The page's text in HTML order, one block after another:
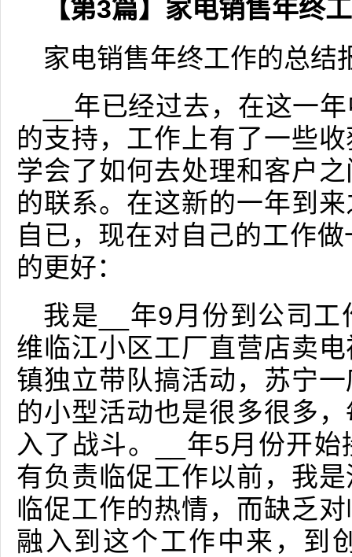
【第3篇】家电销售年终
家电销售年终工作的总结
__年已经过去，在这一
的支持，工作上有了一些
学会了如何去处理和客户
的联系。在这新的一年到
自已，现在对自己的工作
的更好：
我是__年9月份到公司
维临江小区工厂直营店卖
镇独立带队搞活动，苏宁
的小型活动也是很多很多
入了战斗。__年5月份开
有负责临促工作以前，我
临促工作的热情，而缺乏
融入到这个工作中来，到